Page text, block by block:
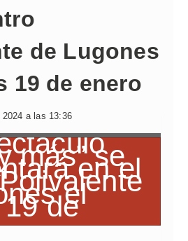
de Lugones
19 de enero
a las 13:36